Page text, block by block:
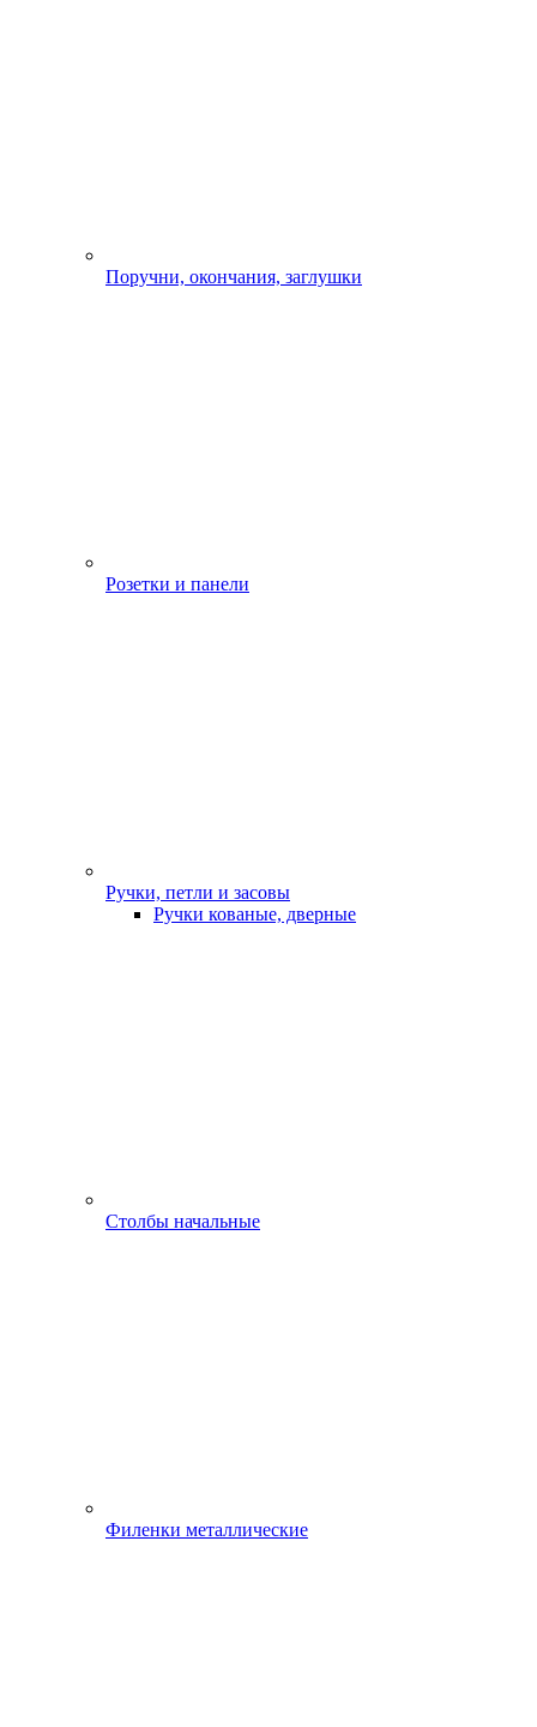
Поручни, окончания, заглушки
Розетки и панели
Ручки, петли и засовы
Ручки кованые, дверные
Столбы начальные
Филенки металлические